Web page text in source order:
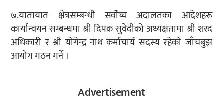
७.यातायात क्षेत्रसम्बन्धी सर्वोच्च अदालतका आदेशहरू
कार्यान्वयन सम्बन्धमा श्री दिपक सुवेदीको अध्यक्षतामा श्री शरद
अधिकारी र श्री योगेन्द्र नाथ कर्माचार्य सदस्य रहेको जाँचबुझ
आयोग गठन गर्ने ।
Advertisement